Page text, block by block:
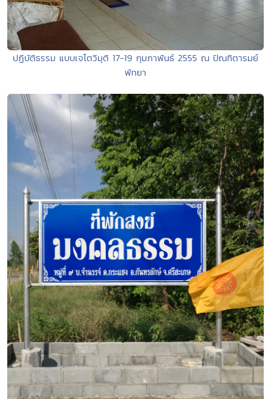
ปฏิบัติธรรม แบบเจโตวิมุติ 17-19 กุมภาพันธ์ 2555 ณ ปัณฑิตารมย์
พัทยา